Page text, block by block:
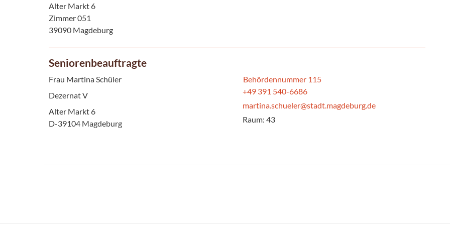
Alter Markt 6
Zimmer 051
39090 Magdeburg
Seniorenbeauftragte
Frau Martina Schüler
Dezernat V
Alter Markt 6
D-39104 Magdeburg
Behördennummer 115
+49 391 540-6686
martina.schueler@stadt.magdeburg.de
Raum: 43